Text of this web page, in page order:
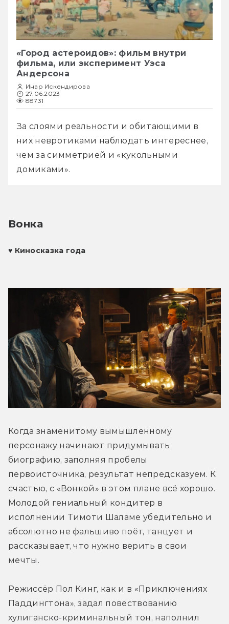
«Город астероидов»: фильм внутри
фильма, или эксперимент Уэса
Андерсона
Инар Искендирова
27.06.2023
88731
За слоями реальности и обитающими в
них невротиками наблюдать интереснее,
чем за симметрией и «кукольными
домиками».
Вонка
♥ Киносказка года
Когда знаменитому вымышленному
персонажу начинают придумывать
биографию, заполняя пробелы
первоисточника, результат непредсказуем. К
счастью, с «Вонкой» в этом плане всё хорошо.
Молодой гениальный кондитер в
исполнении Тимоти Шаламе убедительно и
абсолютно не фальшиво поёт, танцует и
рассказывает, что нужно верить в свои
мечты.
Режиссёр Пол Кинг, как и в «Приключениях
Паддингтона», задал повествованию
хулиганско-криминальный тон, наполнил